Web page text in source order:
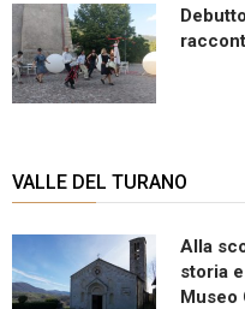
VALLE DEL TURANO
Alla
storia
Museo